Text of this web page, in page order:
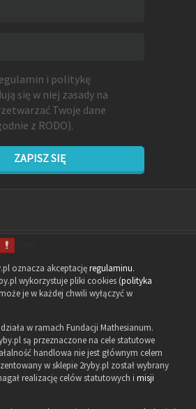
i politykę
się w niej zasady na
Twoje dane
z RODO).
ZAPISZ SIĘ
oznacza akceptacjęregulaminu.
wykorzystuje pliki cookies (polityka
je w każdej chwili wyłączyć w
w ramach Fundacji Mathesianum.
są przeznaczone na cele statutowe
handlowa nie jest głównym celem
w sklepie 2ryby.pl został wybrany
realizację celów statutowych i misji